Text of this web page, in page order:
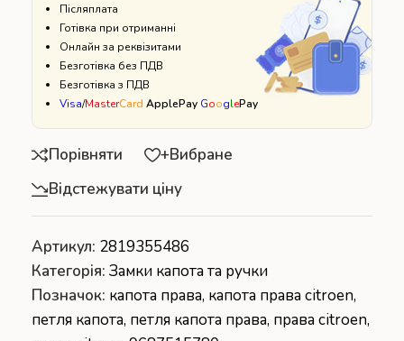
Післяплата
Готівка при отриманні
Онлайн за реквізитами
Безготівка без ПДВ
Безготівка з ПДВ
Visa/MasterCard ApplePay GooglePay
Порівняти
+Вибране
Відстежувати ціну
Артикул: 2819355486
Категорія: Замки капота та ручки
Позначок: капота права, капота права citroen,
петля капота, петля капота права, права citroen,